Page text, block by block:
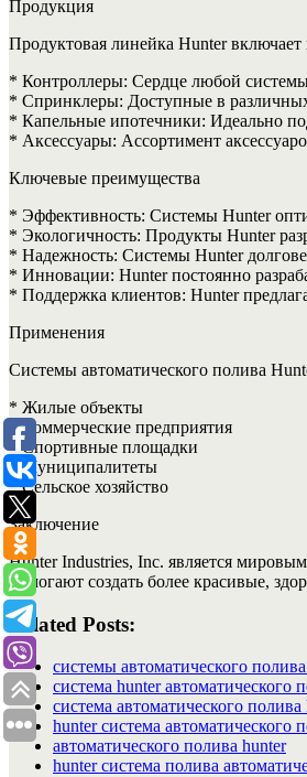
Продукция
Продуктовая линейка Hunter
* Контроллеры: Сердце любой
* Спринклеры: Доступные в
* Капельные ипотечники: Идеально
* Аксессуары: Ассортимент
Ключевые преимущества
* Эффективность: Системы Hunter
* Экологичность: Продукты Hunter
* Надежность: Системы Hunter
* Инновации: Hunter постоянно
* Поддержка клиентов: Hunter
Применения
Системы автоматического полива
* Жилые объекты
* Коммерческие предприятия
* Спортивные площадки
* Муниципалитеты
* Сельское хозяйство
Заключение
Hunter Industries, Inc. является
помогают создать более красивые,
Related Posts:
системы автоматического
система hunter автоматического
система автоматического полива
hunter система автоматического
автоматического полива hunter
hunter система полива